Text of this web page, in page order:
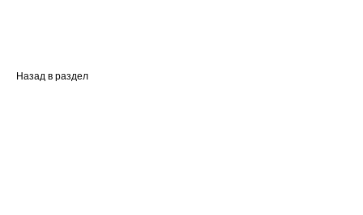
Назад в раздел